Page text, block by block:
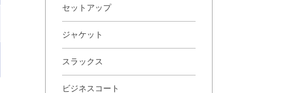
セットアップ
ジャケット
スラックス
ビジネスコート